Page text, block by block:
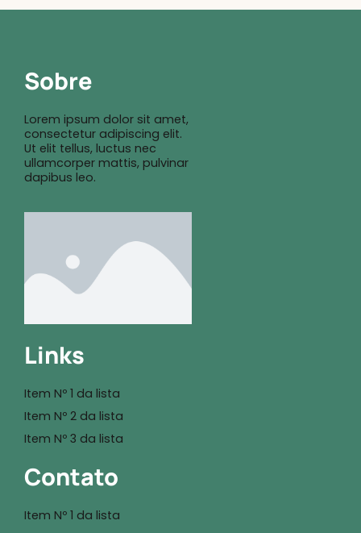
Sobre
Lorem ipsum dolor sit amet,
consectetur adipiscing elit.
Ut elit tellus, luctus nec
ullamcorper mattis, pulvinar
dapibus leo.
Links
Item Nº 1 da lista
Item Nº 2 da lista
Item Nº 3 da lista
Contato
Item Nº 1 da lista